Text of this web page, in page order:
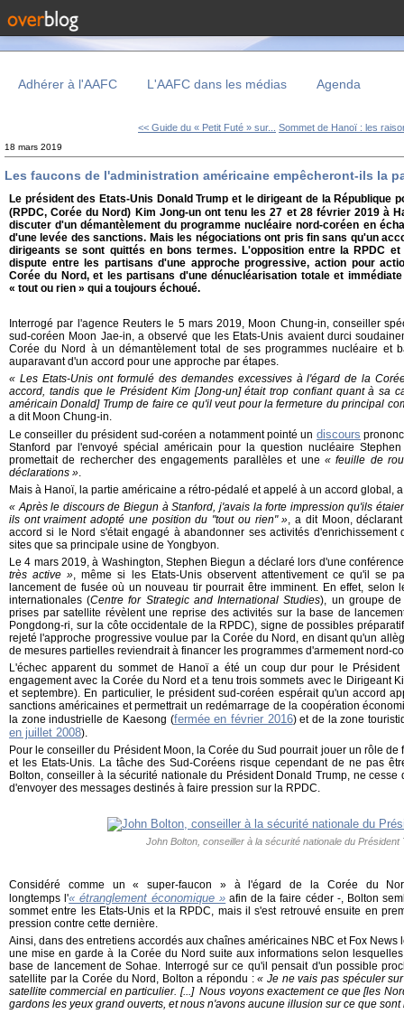
Adhérer à l'AAFC L'AAFC dans les médias Agenda
<< Guide du « Petit Futé » sur... Sommet de Hanoï : les
18 mars 2019
Les faucons de l'administration américaine empêcheront-ils la
Le président des Etats-Unis Donald Trump et le dirigeant de la République
(RPDC, Corée du Nord) Kim Jong-un ont tenu les 27 et 28 février 2019 à
discuter d'un démantèlement du programme nucléaire nord-coréen en
d'une levée des sanctions. Mais les négociations ont pris fin sans qu'un
dirigeants se sont quittés en bons termes. L'opposition entre la RPDC
dispute entre les partisans d'une approche progressive, action pour
Corée du Nord, et les partisans d'une dénucléarisation totale et
« tout ou rien » qui a toujours échoué.
Interrogé par l'agence Reuters le 5 mars 2019, Moon Chung-in, conseiller
sud-coréen Moon Jae-in, a observé que les Etats-Unis avaient durci
Corée du Nord à un démantèlement total de ses programmes nucléaire et
auparavant d'un accord pour une approche par étapes.
« Les Etats-Unis ont formulé des demandes excessives à l'égard de la
accord, tandis que le Président Kim [Jong-un] était trop confiant quant à sa
américain Donald] Trump de faire ce qu'il veut pour la fermeture du principal
a dit Moon Chung-in.
Le conseiller du président sud-coréen a notamment pointé un discours
Stanford par l'envoyé spécial américain pour la question nucléaire
promettait de rechercher des engagements parallèles et une « feuille de
déclarations ».
Mais à Hanoï, la partie américaine a rétro-pédalé et appelé à un accord global,
« Après le discours de Biegun à Stanford, j'avais la forte impression qu'ils
ils ont vraiment adopté une position du "tout ou rien" », a dit Moon,
accord si le Nord s'était engagé à abandonner ses activités d'enrichissement
sites que sa principale usine de Yongbyon.
Le 4 mars 2019, à Washington, Stephen Biegun a déclaré lors d'une
très active », même si les Etats-Unis observent attentivement ce qu'il se
lancement de fusée où un nouveau tir pourrait être imminent. En effet, selon
internationales (Centre for Strategic and International Studies), un groupe
prises par satellite révèlent une reprise des activités sur la base de
Pongdong-ri, sur la côte occidentale de la RPDC), signe de possibles
rejeté l'approche progressive voulue par la Corée du Nord, en disant qu'un
de mesures partielles reviendrait à financer les programmes d'armement nord-
L'échec apparent du sommet de Hanoï a été un coup dur pour le
engagement avec la Corée du Nord et a tenu trois sommets avec le Dirigeant
et septembre). En particulier, le président sud-coréen espérait qu'un accord
sanctions américaines et permettrait un redémarrage de la coopération
la zone industrielle de Kaesong (fermée en février 2016) et de la zone
en juillet 2008).
Pour le conseiller du Président Moon, la Corée du Sud pourrait jouer un rôle
et les Etats-Unis. La tâche des Sud-Coréens risque cependant de ne pas
Bolton, conseiller à la sécurité nationale du Président Donald Trump, ne
d'envoyer des messages destinés à faire pression sur la RPDC.
John Bolton, conseiller à la sécurité nationale du Président
Considéré comme un« super-faucon »à l'égard de la Corée du
longtemps l'« étranglement économique » afin de la faire céder -, Bolton
sommet entre les Etats-Unis et la RPDC, mais il s'est retrouvé ensuite en
pression contre cette dernière.
Ainsi, dans des entretiens accordés aux chaînes américaines NBC et Fox News
une mise en garde à la Corée du Nord suite aux informations selon
base de lancement de Sohae. Interrogé sur ce qu'il pensait d'un possible
satellite par la Corée du Nord, Bolton a répondu : « Je ne vais pas spéculer
satellite commercial en particulier. [...] Nous voyons exactement ce que [les
gardons les yeux grand ouverts, et nous n'avons aucune illusion sur ce que sont